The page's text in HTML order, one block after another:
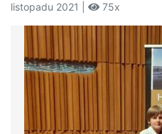
listopadu 2021 |
75x